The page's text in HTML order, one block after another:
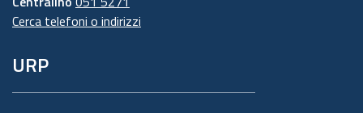
Cerca telefoni o indirizzi
URP